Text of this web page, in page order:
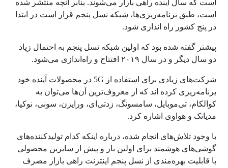
است که سال آینده راهی بازار می‌شوند. بنابر آنچه منتشر شده
است، طبق برنامه‌ریزی‌ها، شبکه نسل پنجم قرار است در ابتدا
در پنج کشور راه اندازی شود.
پیشتر گفته شده بود که اولین شبکه‌ نسل پنجم به احتمال زیاد
دو سال دیگر و در سال ۲۰۱۹ افتتاح و راه‌اندازی می‌شود.
شرکت‌های زیادی برای استفاده از 5G در محصولات آینده‌ خود
برنامه‌ریزی کرده اند که از معروف‌‌ترین آن‌ها می‌توان به
کوالکام، تی‌موبایل، سامسونگ، زدتی‌ای، ورایزن، سونی، نوکیا،
مدیاتک و هواوی اشاره کرد.
با وجود تلاش‌های انجام شده، درباره اینکه کدام تولیدکننده‌های
گوشی‌های هوشمند برای اولین بار و پیش از سایرین محصولی
با قابلیت بهره‌مندی از نسل پنجم اینترنت راهی بازار مصرف